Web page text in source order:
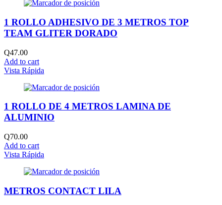
1 ROLLO ADHESIVO DE 3 METROS TOP
TEAM GLITER DORADO
Q47.00
Add to cart
Vista Rápida
1 ROLLO DE 4 METROS LAMINA DE
ALUMINIO
Q70.00
Add to cart
Vista Rápida
METROS CONTACT LILA